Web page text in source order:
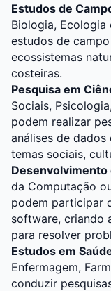
Estudos de
Biologia,
estudos de
ecossistemas
costeiras.
Pesquisa em
Sociais,
podem realizar
análises de
temas sociais,
Desenvolvimento
da Computação
podem participar
software, criando
para resolver
Estudos em
Enfermagem,
conduzir